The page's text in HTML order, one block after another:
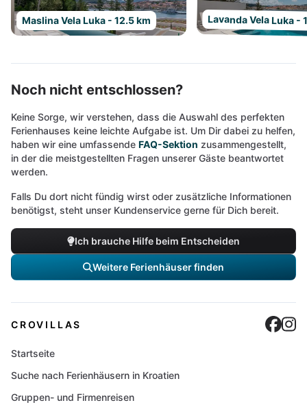
Maslina Vela Luka - 12.5 km Lavanda Vela Luka -
Noch nicht entschlossen?
Keine Sorge, wir verstehen, dass die Auswahl des perfekten
Ferienhauses keine leichte Aufgabe ist. Um Dir dabei zu helfen,
haben wir eine umfassende FAQ-Sektion zusammengestellt,
in der die meistgestellten Fragen unserer Gäste beantwortet
werden.
Falls Du dort nicht fündig wirst oder zusätzliche Informationen
benötigst, steht unser Kundenservice gerne für Dich bereit.
Ich brauche Hilfe beim Entscheiden
Weitere Ferienhäuser finden
CROVILLAS
Startseite
Suche nach Ferienhäusern in Kroatien
Gruppen- und Firmenreisen